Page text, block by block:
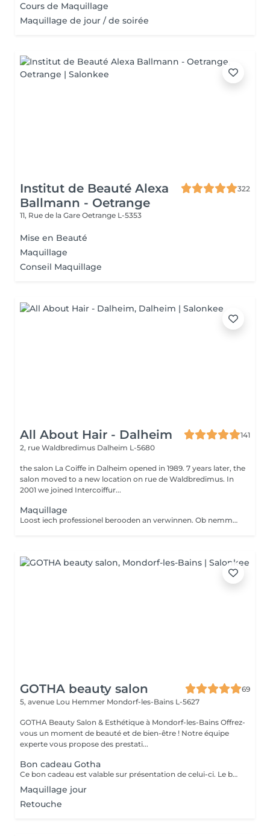
Cours de Maquillage
Maquillage de jour / de soirée
Institut de Beauté Alexa
Ballmann - Oetrange
322
11, Rue de la Gare Oetrange L-5353
Mise en Beauté
Maquillage
Conseil Maquillage
All About Hair - Dalheim
141
2, rue Waldbredimus Dalheim L-5680
the salon La Coiffe in Dalheim opened in 1989. 7 years later, the
salon moved to a new location on rue de Waldbredimus. In
2001 we joined Intercoiffur...
Maquillage
Loost iech professionel berooden an verwinnen. Ob nemmen e klengen Alldags Look oder dach mei stark vir owes op den Tour?
GOTHA beauty salon
69
5, avenue Lou Hemmer Mondorf-les-Bains L-5627
GOTHA Beauty Salon & Esthétique à Mondorf-les-Bains Offrez-
vous un moment de beauté et de bien-être ! Notre équipe
experte vous propose des prestati...
Bon cadeau Gotha
Ce bon cadeau est valable sur présentation de celui-ci. Le bénéficiaire pourra librement choisir les prestations de son choix, selon ses envies et ses besoins, dans la limite du montant indiqué. Les bons cadeaux sont valables pendant une durée d’un an à compter de leur date d’émission. Pour les entreprises et les professionnels, nous proposons également des bons cadeaux personnalisés, préparés sur demande et disponibles au retrait directement au salon.
Maquillage jour
Retouche